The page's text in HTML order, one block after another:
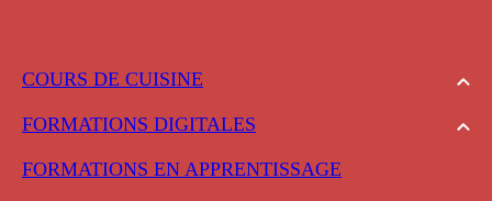
COURS DE CUISINE
FORMATIONS DIGITALES
FORMATIONS EN APPRENTISSAGE